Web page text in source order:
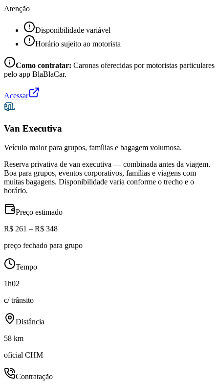
Atenção
Disponibilidade variável
Horário sujeito ao motorista
Como contratar: Caronas oferecidas por motoristas particulares
pelo app BlaBlaCar.
Acessar
Van Executiva
Veículo maior para grupos, famílias e bagagem volumosa.
Reserva privativa de van executiva — combinada antes da viagem.
Boa para grupos, eventos corporativos, famílias e viagens com
muitas bagagens. Disponibilidade varia conforme o trecho e o
horário.
Preço estimado
R$ 261 – R$ 348
preço fechado para grupo
Tempo
1h02
c/ trânsito
Distância
58 km
oficial CHM
Contratação